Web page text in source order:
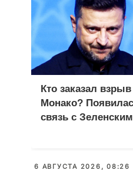
Кто заказал
Монако?
связь с Зеленским
6 АВГУСТА 2026, 08:26